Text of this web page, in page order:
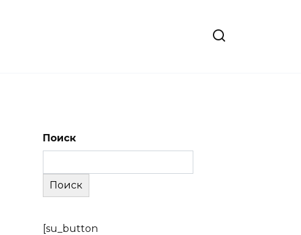
Поиск
Поиск
[su_button